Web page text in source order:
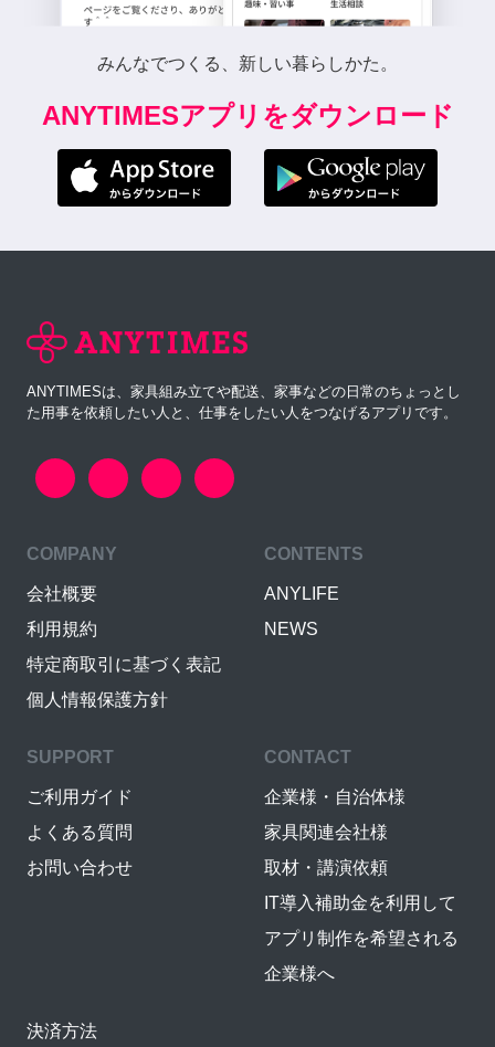
みんなでつくる、新しい暮らしかた。
ANYTIMESアプリをダウンロード
ANYTIMESは、家具組み立てや配送、家事などの日常のちょっとし
た用事を依頼したい人と、仕事をしたい人をつなげるアプリです。
COMPANY
会社概要
利用規約
特定商取引に基づく表記
個人情報保護方針
CONTENTS
ANYLIFE
NEWS
SUPPORT
ご利用ガイド
よくある質問
お問い合わせ
CONTACT
企業様・自治体様
家具関連会社様
取材・講演依頼
IT導入補助金を利用して
アプリ制作を希望される
企業様へ
決済方法